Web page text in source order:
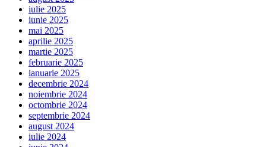
iulie 2025
iunie 2025
mai 2025
aprilie 2025
martie 2025
februarie 2025
ianuarie 2025
decembrie 2024
noiembrie 2024
octombrie 2024
septembrie 2024
august 2024
iulie 2024